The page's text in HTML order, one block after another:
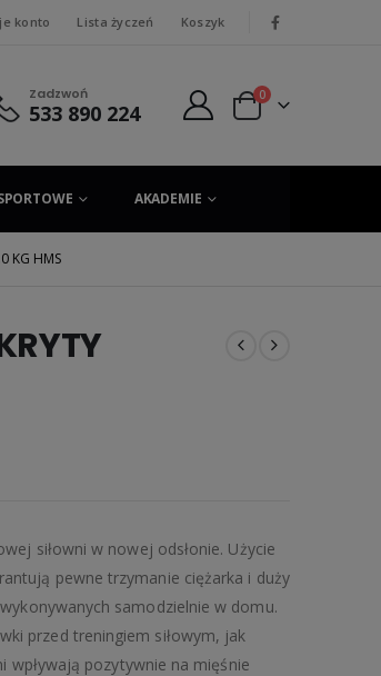
konto Lista życzeń Koszyk
Zadzwoń
533 890 224
0
AKADEMIE
KG HMS
siłowni w nowej odsłonie. Użycie
pewne trzymanie ciężarka i duży
samodzielnie w domu.
przed treningiem siłowym, jak
wpływają pozytywnie na mięśnie